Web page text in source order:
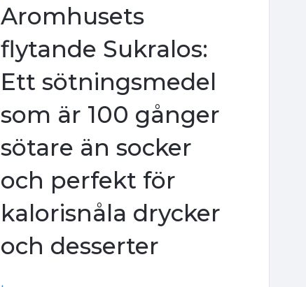
Aromhusets
flytande Sukralos:
Ett sötningsmedel
som är 100 gånger
sötare än socker
och perfekt för
kalorisnåla drycker
och desserter